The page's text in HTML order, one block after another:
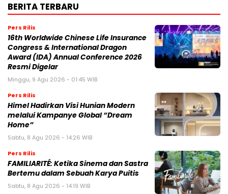
BERITA TERBARU
Pers Rilis
16th Worldwide Chinese Life Insurance
Congress & International Dragon
Award (IDA) Annual Conference 2026
Resmi Digelar
Minggu, 9 Agu 2026 - 01:45 WIB
Pers Rilis
Himel Hadirkan Visi Hunian Modern
melalui Kampanye Global “Dream
Home”
Sabtu, 8 Agu 2026 - 14:26 WIB
Pers Rilis
FAMILIARITÉ: Ketika Sinema dan Sastra
Bertemu dalam Sebuah Karya Puitis
Sabtu, 8 Agu 2026 - 14:19 WIB